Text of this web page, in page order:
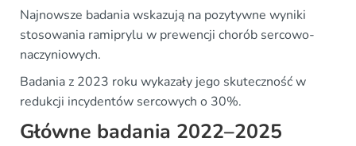
Najnowsze badania wskazują na pozytywne wyniki
stosowania ramiprylu w prewencji chorób sercowo-
naczyniowych.
Badania z 2023 roku wykazały jego skuteczność w
redukcji incydentów sercowych o 30%.
Główne badania 2022–2025